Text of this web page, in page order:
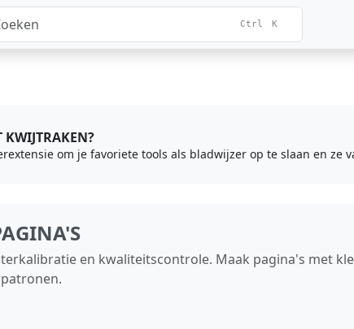
Ctrl K
KWIJTRAKEN?
om je favoriete tools als bladwijzer op te slaan en ze
en kwaliteitscontrole. Maak pagina's met